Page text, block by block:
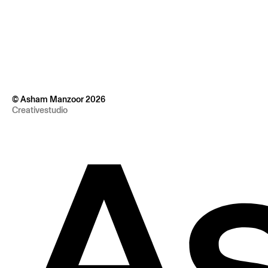
© Asham Manzoor 2026
Creativestudio